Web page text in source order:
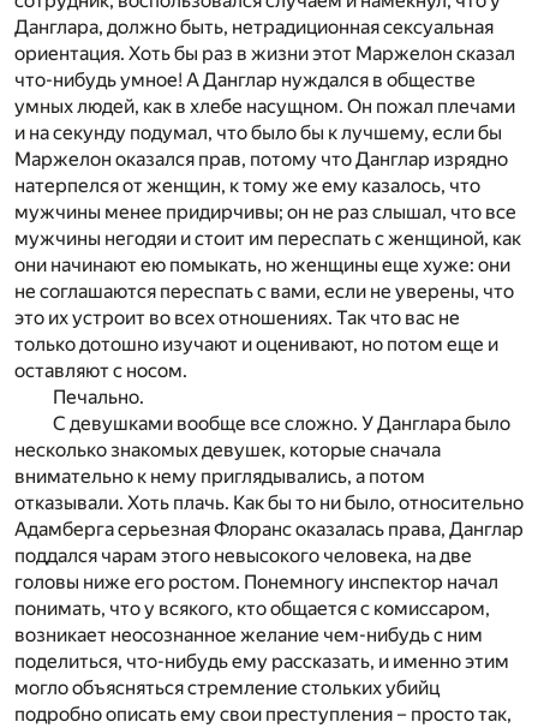
Данглара, должно быть, нетрадиционная сексуальная
ориентация. Хоть бы раз в жизни этот Маржелон сказал
что-нибудь умное! А Данглар нуждался в обществе
умных людей, как в хлебе насущном. Он пожал плечами
и на секунду подумал, что было бы к лучшему, если бы
Маржелон оказался прав, потому что Данглар изрядно
натерпелся от женщин, к тому же ему казалось, что
мужчины менее придирчивы; он не раз слышал, что все
мужчины негодяи и стоит им переспать с женщиной, как
они начинают ею помыкать, но женщины еще хуже: они
не соглашаются переспать с вами, если не уверены, что
это их устроит во всех отношениях. Так что вас не
только дотошно изучают и оценивают, но потом еще и
оставляют с носом.
Печально.
С девушками вообще все сложно. У Данглара было
несколько знакомых девушек, которые сначала
внимательно к нему приглядывались, а потом
отказывали. Хоть плачь. Как бы то ни было, относительно
Адамберга серьезная Флоранс оказалась права, Данглар
поддался чарам этого невысокого человека, на две
головы ниже его ростом. Понемногу инспектор начал
понимать, что у всякого, кто общается с комиссаром,
возникает неосознанное желание чем-нибудь с ним
поделиться, что-нибудь ему рассказать, и именно этим
могло объясняться стремление стольких убийц
подробно описать ему свои преступления – просто так,